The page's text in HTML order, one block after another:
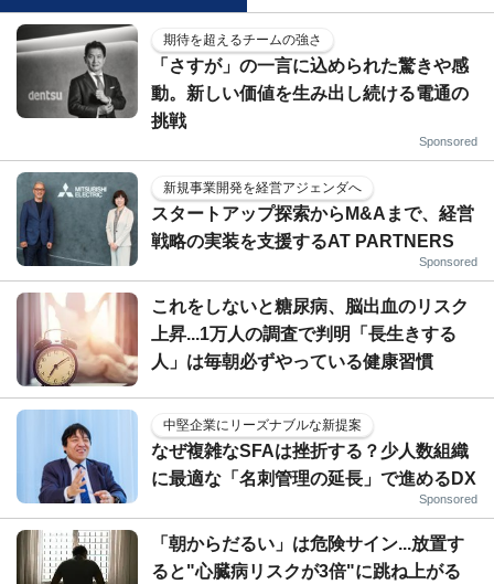
期待を超えるチームの強さ
「さすが」の一言に込められた驚きや感
動。新しい価値を生み出し続ける電通の
挑戦
Sponsored
新規事業開発を経営アジェンダへ
スタートアップ探索からM&Aまで、経営
戦略の実装を支援するAT PARTNERS
Sponsored
これをしないと糖尿病、脳出血のリスク
上昇...1万人の調査で判明「長生きする
人」は毎朝必ずやっている健康習慣
中堅企業にリーズナブルな新提案
なぜ複雑なSFAは挫折する？少人数組織
に最適な「名刺管理の延長」で進めるDX
Sponsored
「朝からだるい」は危険サイン...放置す
ると"心臓病リスクが3倍"に跳ね上がる